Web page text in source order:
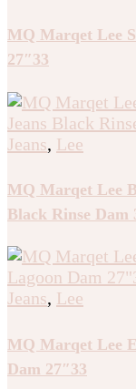
MQ Marqet Lee
27″33
Jeans, Lee
MQ Marqet Lee
Black Rinse Dam
Jeans, Lee
MQ Marqet Lee
Dam 27″33